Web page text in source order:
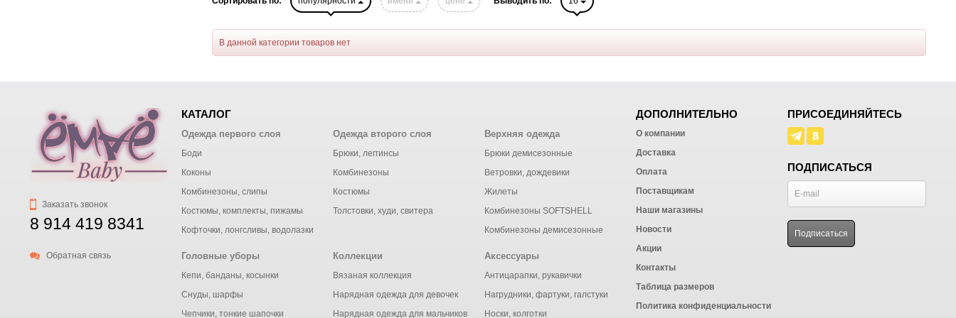
В данной категории товаров нет
Заказать звонок
8 914 419 8341
Обратная связь
КАТАЛОГ
Одежда первого слоя
Боди
Коконы
Комбинезоны, слипы
Костюмы, комплекты, пижамы
Кофточки, лонгсливы, водолазки
Одежда второго слоя
Брюки, леггинсы
Комбинезоны
Костюмы
Толстовки, худи, свитера
Верхняя одежда
Брюки демисезонные
Ветровки, дождевики
Жилеты
Комбинезоны SOFTSHELL
Комбинезоны демисезонные
Головные уборы
Кепи, банданы, косынки
Снуды, шарфы
Чепчики, тонкие шапочки
Коллекции
Вязаная коллекция
Нарядная одежда для девочек
Нарядная одежда для мальчиков
Аксессуары
Антицарапки, рукавички
Нагрудники, фартуки, галстуки
Носки, колготки
ДОПОЛНИТЕЛЬНО
О компании
Доставка
Оплата
Поставщикам
Наши магазины
Новости
Акции
Контакты
Таблица размеров
Политика конфиденциальности
ПРИСОЕДИНЯЙТЕСЬ
ПОДПИСАТЬСЯ